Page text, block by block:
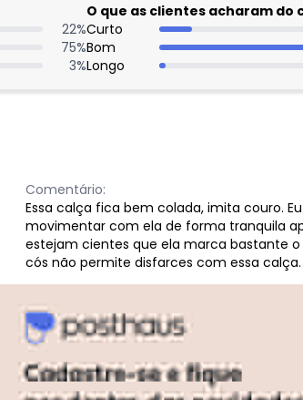
22%
75%
3%
O que as clientes acharam do
Curto
Bom
Longo
Comentário:
Essa calça fica bem colada, imita couro.
movimentar com ela de forma tranquila
estejam cientes que ela marca bastante
cós não permite disfarces com essa calça.